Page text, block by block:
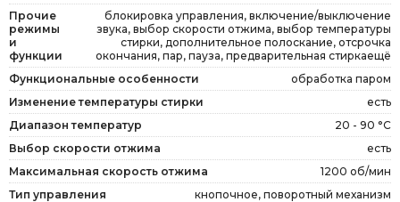
Прочие
режимы
и
функции
блокировка управления, включение/выключение
звука, выбор скорости отжима, выбор температуры
стирки, дополнительное полоскание, отсрочка
окончания, пар, пауза, предварительная стиркаещё
Функциональные особенности
обработка паром
Изменение температуры стирки
есть
Диапазон температур
20 - 90 °C
Выбор скорости отжима
есть
Максимальная скорость отжима
1200 об/мин
Тип управления
кнопочное, поворотный механизм